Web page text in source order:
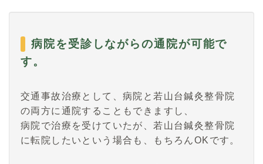
病院を受診しながらの通院が可能で
す。
交通事故治療として、病院と若山台鍼灸整骨院
の両方に通院することもできますし、
病院で治療を受けていたが、若山台鍼灸整骨院
に転院したいという場合も、もちろんOKです。